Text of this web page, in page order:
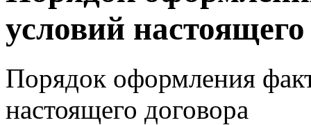
условий
Порядок оформления
настоящего договора